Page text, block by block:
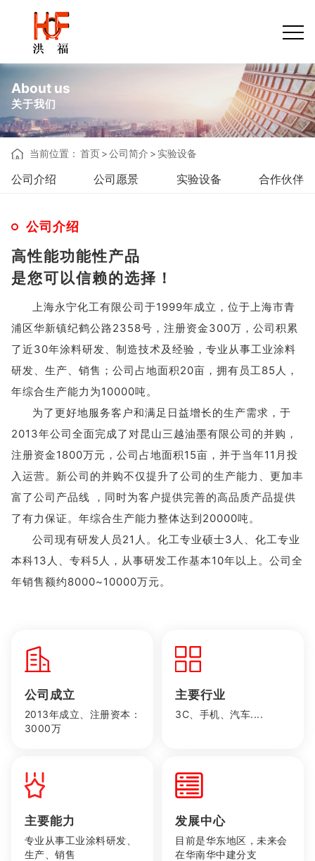
About us
关于我们
当前位置： 首页>公司简介 > 实验设备
公司介绍 公司愿景 实验设备 合作伙伴
公司介绍
高性能功能性产品
是您可以信赖的选择！
上海永宁化工有限公司于1999年成立，位于上海市青
浦区华新镇纪鹤公路2358号，注册资金300万，公司积累
了近30年涂料研发、制造技术及经验，专业从事工业涂料
研发、生产、销售；公司占地面积20亩，拥有员工85人，
年综合生产能力为10000吨。
为了更好地服务客户和满足日益增长的生产需求，于
2013年公司全面完成了对昆山三越油墨有限公司的并购，
注册资金1800万元，公司占地面积15亩，并于当年11月投
入运营。新公司的并购不仅提升了公司的生产能力、更加丰
富了公司产品线 ，同时为客户提供完善的高品质产品提供
了有力保证。年综合生产能力整体达到20000吨。
公司现有研发人员21人。化工专业硕士3人、化工专业
本科13人、专科5人，从事研发工作基本10年以上。公司全
年销售额约8000~10000万元。
公司成立
2013年成立、注册资本：
3000万
主要行业
3C、手机、汽车....
主要能力
专业从事工业涂料研发、
生产、销售
发展中心
目前是华东地区，未来会
在华南华中建分支